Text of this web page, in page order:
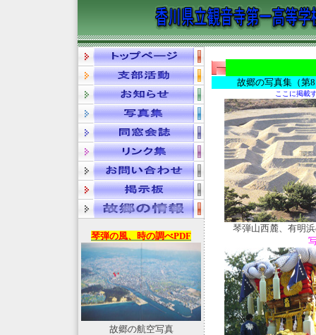
琴弾の風、時の調べPDF
故郷の航空写真
故郷の写真集（第
ここに掲載
琴弾山西麓、有明